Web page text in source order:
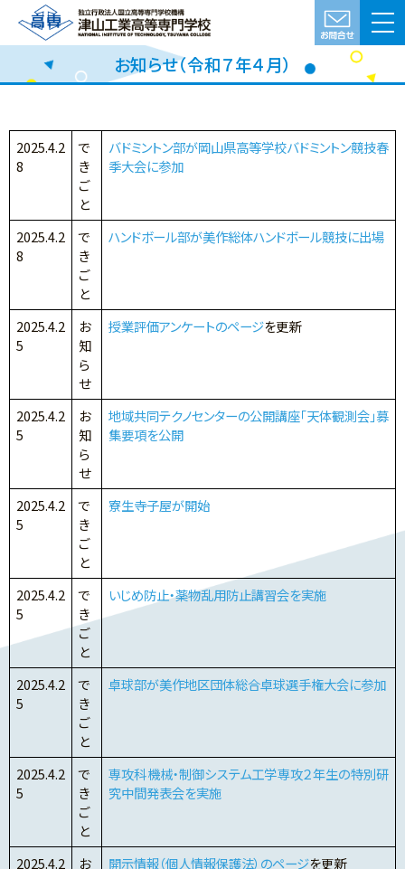
お知らせ（令和７年４月）
2025.4.2
8
で
き
ご
と
バドミントン部が岡山県高等学校バドミントン競技春
季大会に参加
2025.4.2
8
で
き
ご
と
ハンドボール部が美作総体ハンドボール競技に出場
2025.4.2
5
お
知
ら
せ
授業評価アンケートのページを更新
2025.4.2
5
お
知
ら
せ
地域共同テクノセンターの公開講座「天体観測会」募
集要項を公開
2025.4.2
5
で
き
ご
と
寮生寺子屋が開始
2025.4.2
5
で
き
ご
と
いじめ防止・薬物乱用防止講習会を実施
2025.4.2
5
で
き
ご
と
卓球部が美作地区団体総合卓球選手権大会に参加
2025.4.2
5
で
き
ご
と
専攻科機械・制御システム工学専攻２年生の特別研
究中間発表会を実施
2025.4.2
お
開示情報（個人情報保護法）のページを更新